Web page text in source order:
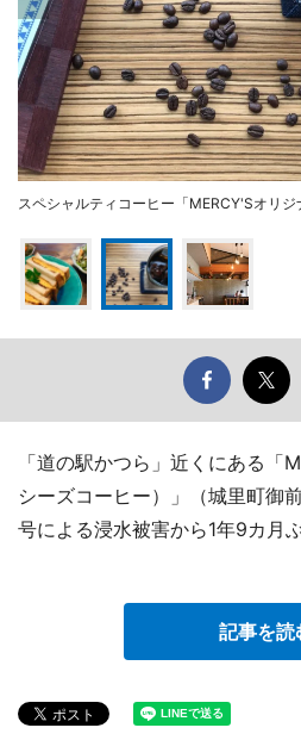
スペシャルティコーヒー「MERCY'Sオリジ
「道の駅かつら」近くにある「
シーズコーヒー）」（城里町御
号による浸水被害から1年9カ月
記事を読